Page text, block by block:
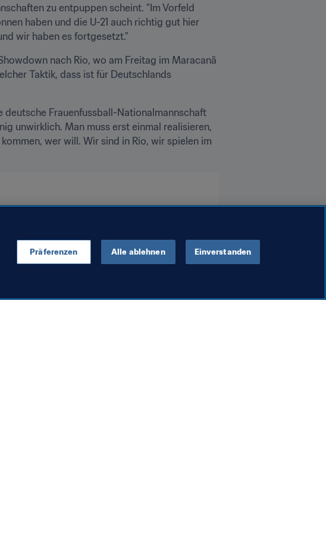
zu entpuppen scheint. "Im Vorfeld
haben und die U-21 auch richtig gut hier
wir haben es fortgesetzt."
nach Rio, wo am Freitag im Maracanã
Taktik, dass ist für Deutschlands
deutsche Frauenfussball-Nationalmannschaft
unwirklich. Man muss erst einmal realisieren,
wer will. Wir sind in Rio, wir spielen im
Präferenzen Alle ablehnen Einverstanden